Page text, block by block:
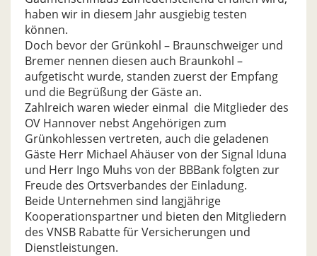
haben wir in diesem Jahr ausgiebig testen
können.
Doch bevor der Grünkohl – Braunschweiger und
Bremer nennen diesen auch Braunkohl –
aufgetischt wurde, standen zuerst der Empfang
und die Begrüßung der Gäste an.
Zahlreich waren wieder einmal die Mitglieder des
OV Hannover nebst Angehörigen zum
Grünkohlessen vertreten, auch die geladenen
Gäste Herr Michael Ahäuser von der Signal Iduna
und Herr Ingo Muhs von der BBBank folgten zur
Freude des Ortsverbandes der Einladung.
Beide Unternehmen sind langjährige
Kooperationspartner und bieten den Mitgliedern
des VNSB Rabatte für Versicherungen und
Dienstleistungen.